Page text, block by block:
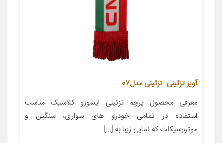
آویز تزئینی تزئینی مدل07
معرفی محصول پرچم تزئینی ایسوزو کلاسیک مناسب
استفاده در تمامی خودرو های سواری، سنگین و
موتورسیکلت که نمایی زیبا به […]